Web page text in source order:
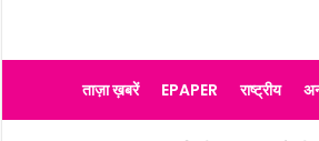
ताज़ा ख़बरें EPAPER राष्ट्रीय